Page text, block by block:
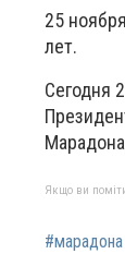
25
лет.
Сегодня
Якщо ви